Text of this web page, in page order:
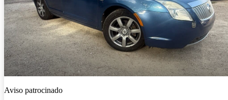
Aviso patrocinado